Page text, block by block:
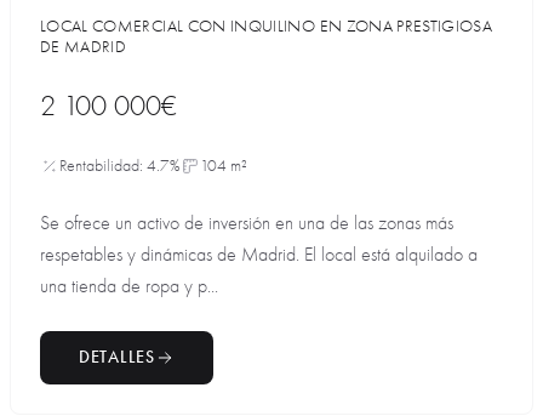
LOCAL COMERCIAL CON INQUILINO EN ZONA PRESTIGIOSA
DE MADRID
2 100 000€
Rentabilidad: 4.7% 104 m²
Se ofrece un activo de inversión en una de las zonas más
respetables y dinámicas de Madrid. El local está alquilado a
una tienda de ropa y p...
DETALLES